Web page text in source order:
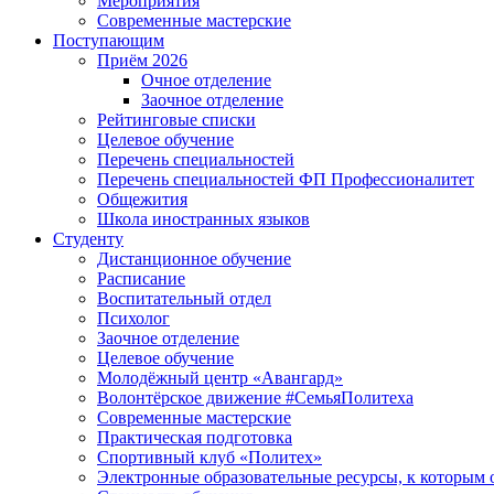
Современные мастерские
Поступающим
Приём 2026
Очное отделение
Заочное отделение
Рейтинговые списки
Целевое обучение
Перечень специальностей
Перечень специальностей ФП Профессионалитет
Общежития
Школа иностранных языков
Студенту
Дистанционное обучение
Расписание
Воспитательный отдел
Психолог
Заочное отделение
Целевое обучение
Молодёжный центр «Авангард»
Волонтёрское движение #СемьяПолитеха
Современные мастерские
Практическая подготовка
Спортивный клуб «Политех»
Электронные образовательные ресурсы, к которым